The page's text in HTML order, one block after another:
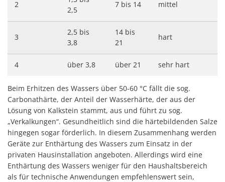
2
2,5
7 bis 14 mittel
3
2,5 bis
3,8
14 bis
21
hart
4 über 3,8 über 21 sehr hart
Beim Erhitzen des Wassers über 50-60 °C fällt die sog.
Carbonathärte, der Anteil der Wasserhärte, der aus der
Lösung von Kalkstein stammt, aus und führt zu sog.
„Verkalkungen“. Gesundheitlich sind die härtebildenden Salze
hingegen sogar förderlich. In diesem Zusammenhang werden
Geräte zur Enthärtung des Wassers zum Einsatz in der
privaten Hausinstallation angeboten. Allerdings wird eine
Enthärtung des Wassers weniger für den Haushaltsbereich
als für technische Anwendungen empfehlenswert sein,